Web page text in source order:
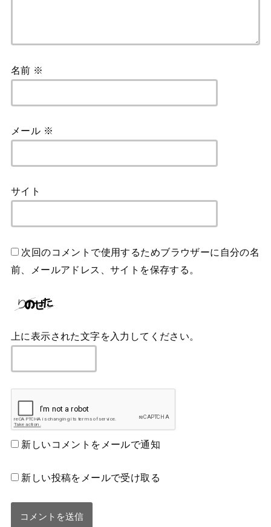
名前 ※
メール ※
サイト
次回のコメントで使用するためブラウザーに自分の名
前、メールアドレス、サイトを保存する。
上に表示された文字を入力してください。
新しいコメントをメールで通知
新しい投稿をメールで受け取る